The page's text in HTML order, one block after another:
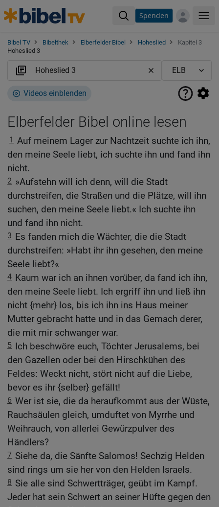
Spenden
Bibel TV Bibelthek Elberfelder Bibel Hoheslied
Kapitel 3
Hoheslied 3
Videos einblenden
Elberfelder Bibel online lesen
1 Auf meinem Lager zur Nachtzeit suchte ich ihn,
den meine Seele liebt, ich suchte ihn und fand ihn
nicht.
2 »Aufstehn will ich denn, will die Stadt
durchstreifen, die Straßen und die Plätze, will ihn
suchen, den meine Seele liebt.« Ich suchte ihn
und fand ihn nicht.
3 Es fanden mich die Wächter, die die Stadt
durchstreifen: »Habt ihr ihn gesehen, den meine
Seele liebt?«
4 Kaum war ich an ihnen vorüber, da fand ich ihn,
den meine Seele liebt. Ich ergriff ihn und ließ ihn
nicht {mehr} los, bis ich ihn ins Haus meiner
Mutter gebracht hatte und in das Gemach derer,
die mit mir schwanger war.
5 Ich beschwöre euch, Töchter Jerusalems, bei
den Gazellen oder bei den Hirschkühen des
Feldes: Weckt nicht, stört nicht auf die Liebe,
bevor es ihr {selber} gefällt!
6 Wer ist sie, die da heraufkommt aus der Wüste,
Rauchsäulen gleich, umduftet von Myrrhe und
Weihrauch, von allerlei Gewürzpulver des
Händlers?
7 Siehe da, die Sänfte Salomos! Sechzig Helden
sind rings um sie her von den Helden Israels.
8 Sie alle sind Schwertträger, geübt im Kampf.
Jeder hat sein Schwert an seiner Hüfte gegen den